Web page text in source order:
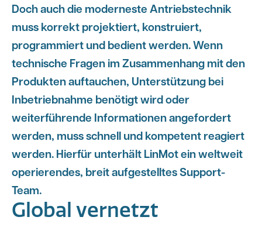
Doch auch die moderneste Antriebstechnik
muss korrekt projektiert, konstruiert,
programmiert und bedient werden. Wenn
technische Fragen im Zusammenhang mit den
Produkten auftauchen, Unterstützung bei
Inbetriebnahme benötigt wird oder
weiterführende Informationen angefordert
werden, muss schnell und kompetent reagiert
werden. Hierfür unterhält LinMot ein weltweit
operierendes, breit aufgestelltes Support-
Team.
Global vernetzt